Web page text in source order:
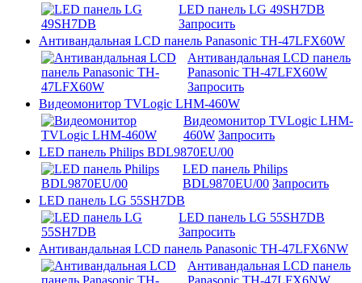
LED панель LG 49SH7DB
Запросить
Антивандальная LCD панель Panasonic TH-47LFX60W
Антивандальная LCD панель
Panasonic TH-47LFX60W
Запросить
Видеомонитор TVLogic LHM-460W
Видеомонитор TVLogic LHM-
460W Запросить
LED панель Philips BDL9870EU/00
LED панель Philips
BDL9870EU/00 Запросить
LED панель LG 55SH7DB
LED панель LG 55SH7DB
Запросить
Антивандальная LCD панель Panasonic TH-47LFX6NW
Антивандальная LCD панель
Panasonic TH-47LFX6NW